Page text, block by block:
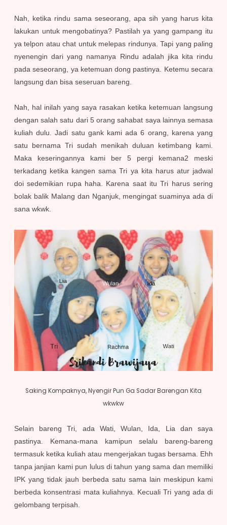
Nah, ketika rindu sama seseorang, apa sih yang harus kita
lakukan untuk mengobatinya? Pastilah ya yang gampang itu
ya telpon atau chat untuk melepas rindunya. Tapi yang paling
nyenengin dari yang namanya Rindu adalah jika kita rindu
pada seseorang, ya ketemuan dong pastinya. Ketemu secara
langsung dan bisa seseruan bareng.
Nah, hal inilah yang saya rasakan ketika ketemuan langsung
dengan salah satu dari 5 orang sahabat saya lainnya semasa
kuliah dulu. Jadi satu gank kami ada 6 orang, karena yang
satu bernama Tri sudah menikah duluan ketimbang kami.
Maka keseringannya kami ber 5 pergi kemana2 meski
terkadang ketika kangen sama Tri ya kita harus atur jadwal
doi sedemikian rupa haha. Karena saat itu Tri harus sering
bolak balik Malang dan Nganjuk, mengingat suaminya ada di
sana wkwk.
Saking Kompaknya, Nyengir Pun Ga Sadar Barengan Kita
wkwkw
Selain bareng Tri, ada Wati, Wulan, Ida, Lia dan saya
pastinya. Kemana-mana kamipun selalu bareng-bareng
termasuk ketika kuliah atau mengerjakan tugas bersama. Ehh
tanpa janjian kami pun lulus di tahun yang sama dan memiliki
IPK yang tidak jauh berbeda satu sama lain meskipun kami
berbeda konsentrasi mata kuliahnya. Kecuali Tri yang ada di
gelombang terpisah.